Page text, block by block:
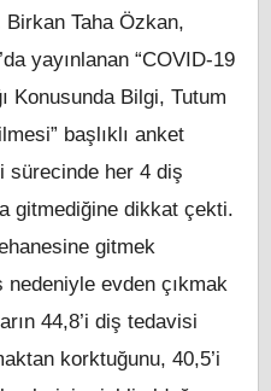
Taha Özkan,
yayınlanan “COVID-19
Konusunda Bilgi, Tutum
başlıklı anket
sürecinde her 4 diş
gitmediğine dikkat çekti.
gitmek
nedeniyle evden çıkmak
44,8’i diş tedavisi
korktuğunu, 40,5’i